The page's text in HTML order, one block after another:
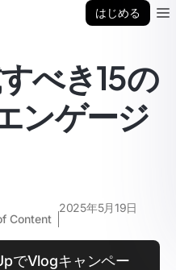
はじめる
べき15の
ンゲージ
Content
2025年5月19日
でVlogキャンペー